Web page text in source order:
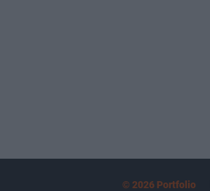
© 2026 Portfolio